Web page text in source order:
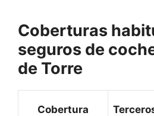
Coberturas
seguros de
de Torre
Cobertura